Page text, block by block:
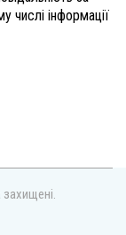
числі інформації
захищені.